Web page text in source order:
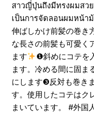
สาวญี่ปุ่นถึงมีทรงผมส
เป็นการจัดลอนผมหน้า
伸ばしかけ前髪の巻き
な長さの前髪も可愛く
ます
❶斜めにコテを
ます。冷める間に固ま
にします❸反対も巻き
す。使用したコテはク
まいています。 #外国